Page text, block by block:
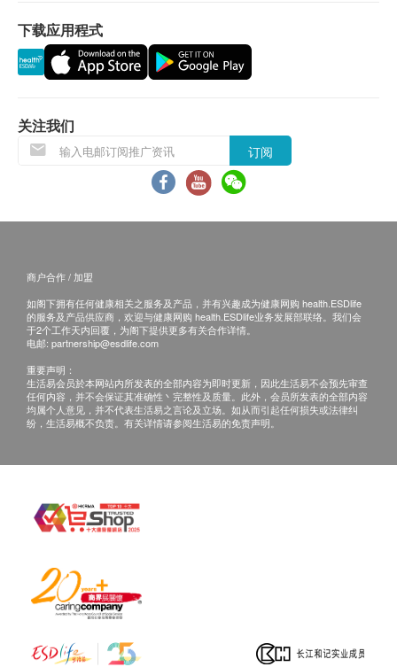
滤芯高度与原品牌相同，确保高效过滤。
过滤长达2 个月或60 加仑，这首先会根据水的状况进
***请在使用前将过滤器浸泡在干净的自来水中15 分钟
以冲洗过滤器并释放气泡。
产品包括：AQK-CRF-950Z 滤芯3个
NSF标准42认证:
https://info.nsf.org/Certified/DWTU/Listings.asp?
Company=C0145653&Standard=042
NSF标准372认证:
Company=C0145653&Standard=372-DWTU
注意:
-购买前, 请确认产品是否适合您的过滤器。
度有所不同。
-所有图片及资料只供作参考，以实物为准。资料如有
当顾客收取已订购之货品时，有责任检查货品是否
有损毁情况，一经确认签收，恕不接受退换。
退换产品必须包装完整，如退换之产品有任何残缺
如有其他损坏或遗漏查询，顾客必须保留有效收据
正本，并於送货後3个工作天内按下列方式联络
Homesik Hong Kong客户服务部跟进。
电邮: info@homesikhk.com
下载应用程式
关注我们
订阅
商户合作 / 加盟
如阁下拥有任何健康相关之服务及产品，并有兴趣成为健康网购 health.ESDlife
的服务及产品供应商，欢迎与健康网购 health.ESDlife业务发展部联络。我们会
于2个工作天内回覆，为阁下提供更多有关合作详情。
电邮: partnership@esdlife.com
重要声明：
生活易会员於本网站内所发表的全部内容为即时更新，因此生活易不会预先审查
任何内容，并不会保证其准确性丶完整性及质量。此外，会员所发表的全部内容
均属个人意见，并不代表生活易之言论及立场。如从而引起任何损失或法律纠
纷，生活易概不负责。有关详情请参阅生活易的免责声明。